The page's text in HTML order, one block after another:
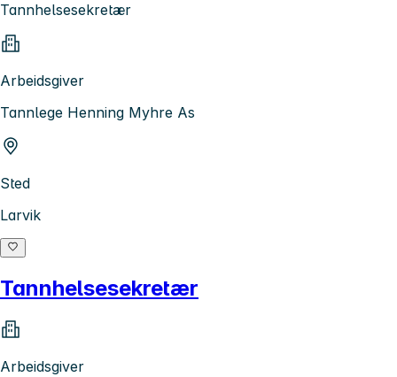
Tannhelsesekretær
Arbeidsgiver
Tannlege Henning Myhre As
Sted
Larvik
Tannhelsesekretær
Arbeidsgiver